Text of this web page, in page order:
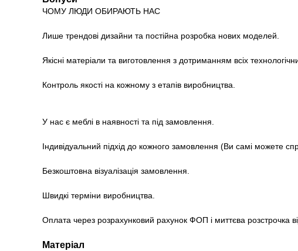
ЧОМУ ЛЮДИ ОБИРАЮТЬ НАС
Лише трендові дизайни та постійна розробка нових моделей.
Якісні матеріали та виготовлення з дотриманням всіх
Контроль якості на кожному з етапів виробництва.
У нас є меблі в наявності та під замовлення.
Індивідуальний підхід до кожного замовлення (Ви самі можете
Безкоштовна візуалізація замовлення.
Швидкі терміни виробництва.
Оплата через розрахунковий рахунок ФОП і миттєва розстрочка
Матеріал